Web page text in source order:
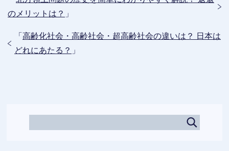
のメリットは？ 」
「 高齢化社会・高齢社会・超高齢社会の違いは？ 日本は
どれにあたる？ 」